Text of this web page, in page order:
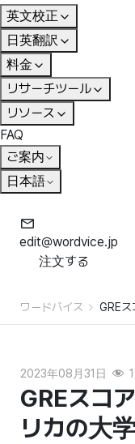
英文校正
日英翻訳
料金
リサーチツール
リソース
FAQ
ご案内
日本語
edit@wordvice.jp
注文する
ワードバイス GRE
2023年08月31日
GREスコ
リカの大